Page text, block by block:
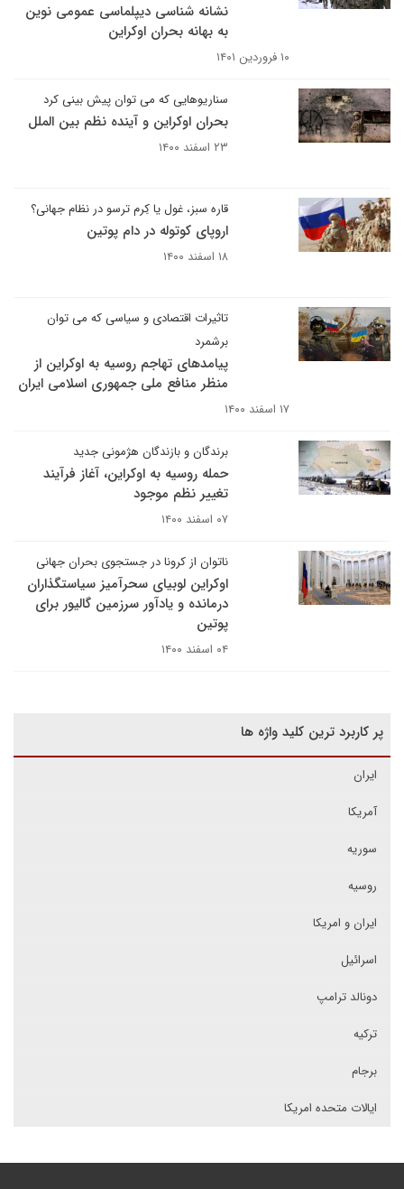
نشانه شناسی دیپلماسی عمومی نوین
به بهانه بحران اوکراین
۱۰ فروردین ۱۴۰۱
سناریوهایی که می توان پیش بینی کرد
بحران اوکراین و آینده نظم بین الملل
۲۳ اسفند ۱۴۰۰
قاره سبز، غول یا کِرم ترسو در نظام جهانی؟
اروپای کوتوله در دام پوتین
۱۸ اسفند ۱۴۰۰
تاثیرات اقتصادی و سیاسی که می توان
برشمرد
پیامدهای تهاجم روسیه به اوکراین از
منظر منافع ملی جمهوری اسلامی ایران
۱۷ اسفند ۱۴۰۰
برندگان و بازندگان هژمونی جدید
حمله روسیه به اوکراین، آغاز فرآیند
تغییر نظم موجود
۰۷ اسفند ۱۴۰۰
ناتوان از کرونا در جستجوی بحران جهانی
اوکراین لوبیای سحرآمیز سیاستگذاران
درمانده و یادآور سرزمین گالیور برای
پوتین
۰۴ اسفند ۱۴۰۰
پر کاربرد ترین کلید واژه ها
ایران
آمریکا
سوریه
روسیه
ایران و امریکا
اسرائیل
دونالد ترامپ
ترکیه
برجام
ایالات متحده امریکا